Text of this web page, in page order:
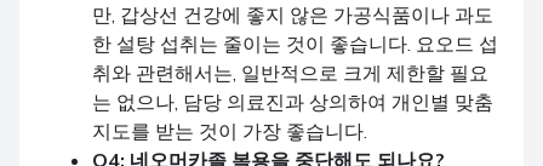
만, 갑상선 건강에 좋지 않은 가공식품이나 과도
한 설탕 섭취는 줄이는 것이 좋습니다. 요오드 섭
취와 관련해서는, 일반적으로 크게 제한할 필요
는 없으나, 담당 의료진과 상의하여 개인별 맞춤
지도를 받는 것이 가장 좋습니다.
Q4: 네오머카졸 복용을 중단해도 되나요?